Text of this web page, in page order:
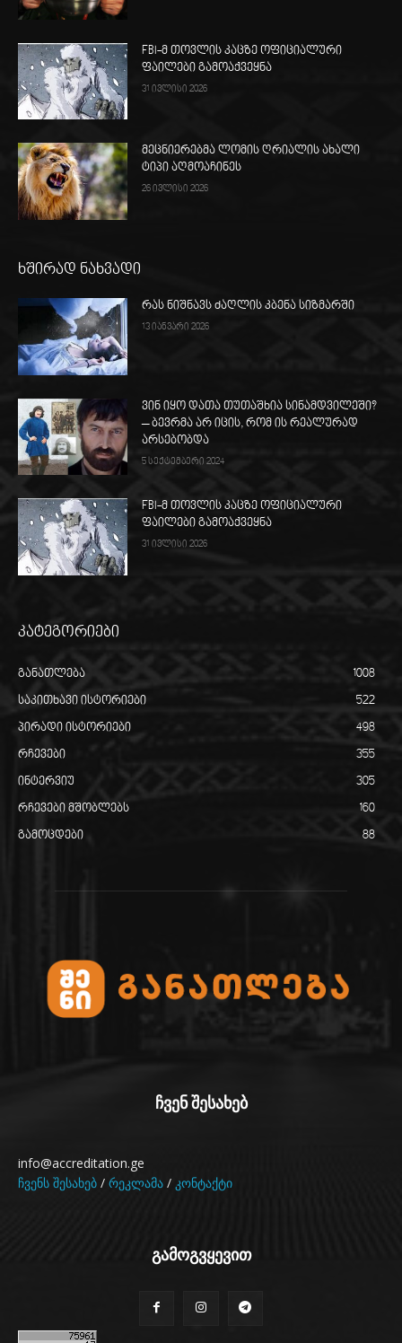
FBI-მ თოვლის კაცზე ოფიციალური
ფაილები გამოაქვეყნა
31 ივლისი 2026
მეცნიერებმა ლომის ღრიალის ახალი
ტიპი აღმოაჩინეს
26 ივლისი 2026
ხშირად ნახვადი
რას ნიშნავს ძაღლის კბენა სიზმარში
13 იანვარი 2026
ვინ იყო დათა თუთაშხია სინამდვილეში?
– ბევრმა არ იცის, რომ ის რეალურად
არსებობდა
5 სექტემბერი 2024
FBI-მ თოვლის კაცზე ოფიციალური
ფაილები გამოაქვეყნა
31 ივლისი 2026
კატეგორიები
განათლება 1008
საკითხავი ისტორიები 522
პირადი ისტორიები 498
რჩევები 355
ინტერვიუ 305
რჩევები მშობლებს 160
გამოცდები 88
ჩვენ შესახებ
info@accreditation.ge
ჩვენს შესახებ / რეკლამა / კონტაქტი
გამოგვყევით